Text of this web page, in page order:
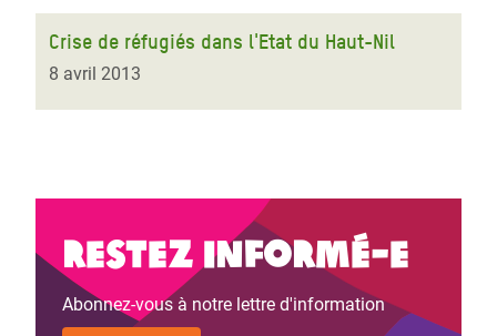
Crise de réfugiés dans l'Etat du Haut-Nil
8 avril 2013
Restez informé-e
Abonnez-vous à notre lettre d'information